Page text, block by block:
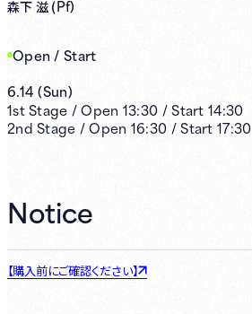
森下 滋 (Pf)
Open / Start
6.14 (Sun)
1stStage /Open 13:30 /Start 14:30
2nd Stage /Open 16:30 /Start 17:30
Notice
【購入前にご確認ください】